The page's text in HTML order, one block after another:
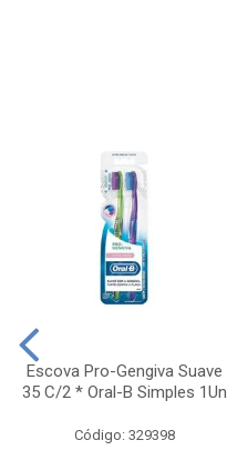
Escova Pro-Gengiva Suave
35 C/2 * Oral-B Simples 1Un
Código: 329398